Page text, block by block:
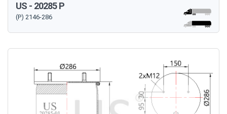
US - 20285 P
(P) 2146-286